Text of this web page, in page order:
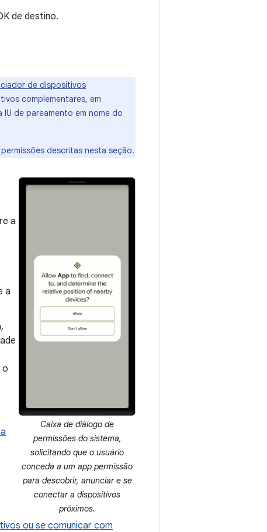
de destino.
de dispositivos
complementares, em
de pareamento em nome do
descritas nesta seção.
Caixa de diálogo de
permissões do sistema,
solicitando que o usuário
conceda a um app permissão
para descobrir, anunciar e se
conectar a dispositivos
próximos.
a
a
o
ou se comunicar com